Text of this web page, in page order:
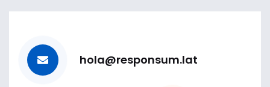
hola@responsum.lat